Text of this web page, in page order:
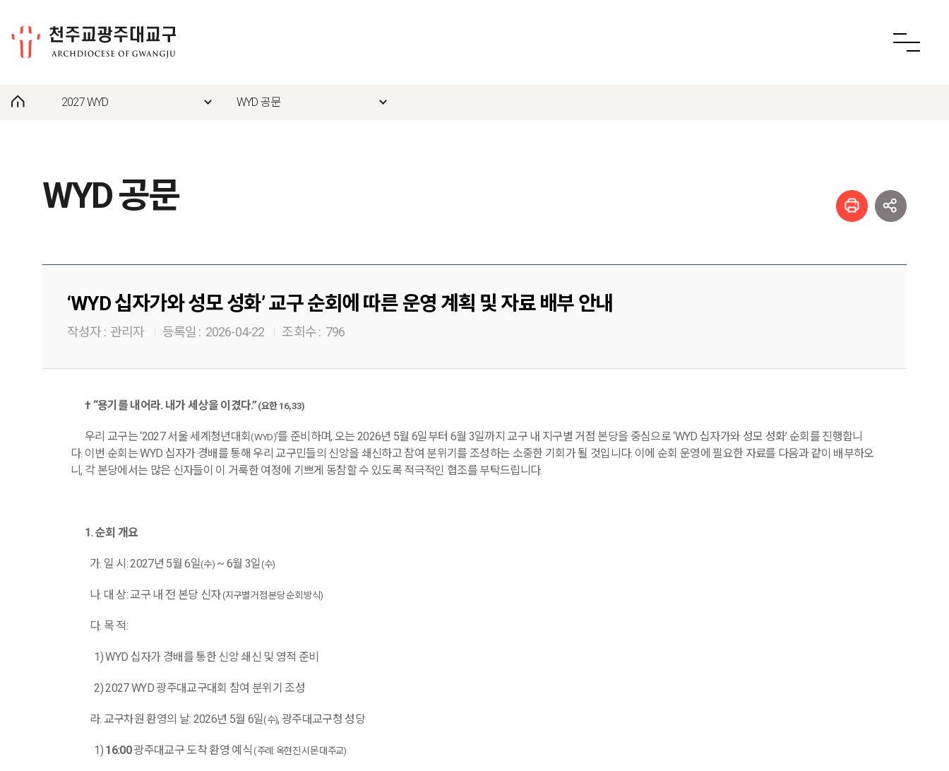
2027 WYD WYD 공문
WYD 공문
‘WYD 십자가와 성모 성화’ 교구 순회에 따른 운영 계획 및 자료 배부 안내
작성자 : 관리자 등록일 : 2026-04-22 조회수 : 796
† “용기를 내어라. 내가 세상을 이겼다.”(요한 16,33)
우리 교구는‘2027서울 세계청년대회(WYD)’를 준비하며, 오는2026년 5월6일부터 6월 3일까지 교구 내 지구별 거점 본당을 중심으로‘WYD십자가와 성모 성화’ 순회를 진행합니
다. 이번 순회는WYD 십자가 경배를 통해 우리 교구민들의 신앙을 쇄신하고 참여 분위기를 조성하는 소중한 기회가 될 것입니다. 이에 순회 운영에 필요한 자료를 다음과 같이 배부하오
니, 각 본당에서는 많은 신자들이 이 거룩한 여정에 기쁘게 동참할 수 있도록 적극적인 협조를 부탁드립니다.
1. 순회 개요
가. 일 시 : 2027년 5월6일(수) ~ 6월3일(수)
나. 대 상:교구 내 전 본당 신자(지구별 거점 본당 순회 방식)
다. 목 적:
1) WYD 십자가 경배를 통한 신앙 쇄신 및 영적 준비
2) 2027 WYD광주대교구대회 참여 분위기 조성
라. 교구차원 환영의 날: 2026년 5월 6일(수),광주대교구청 성당
1) 16:00광주대교구 도착 환영 예식 (주례 : 옥현진 시몬 대주교)